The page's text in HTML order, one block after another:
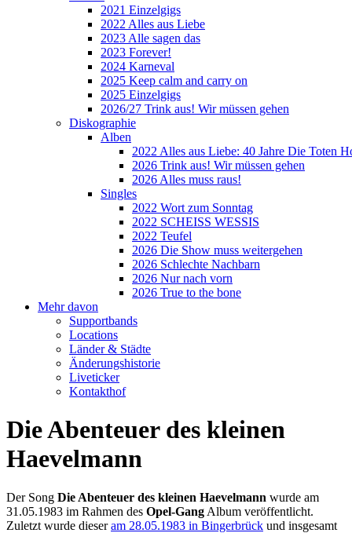
2021 Einzelgigs
2022 Alles aus Liebe
2023 Alle sagen das
2023 Forever!
2024 Karneval
2025 Keep calm and carry on
2025 Einzelgigs
2026/27 Trink aus! Wir müssen gehen
Diskographie
Alben
2022 Alles aus Liebe: 40 Jahre Die Toten
2026 Trink aus! Wir müssen gehen
2026 Alles muss raus!
Singles
2022 Wort zum Sonntag
2022 SCHEISS WESSIS
2022 Teufel
2026 Die Show muss weitergehen
2026 Schlechte Nachbarn
2026 Nur nach vorn
2026 True to the bone
Mehr davon
Supportbands
Locations
Länder & Städte
Änderungshistorie
Liveticker
Kontakthof
Die Abenteuer des kleinen
Haevelmann
Der Song Die Abenteuer des kleinen Haevelmann wurde am
31.05.1983 im Rahmen des Opel-Gang Album veröffentlicht.
Zuletzt wurde dieseram 28.05.1983 in Bingerbrück und insgesamt